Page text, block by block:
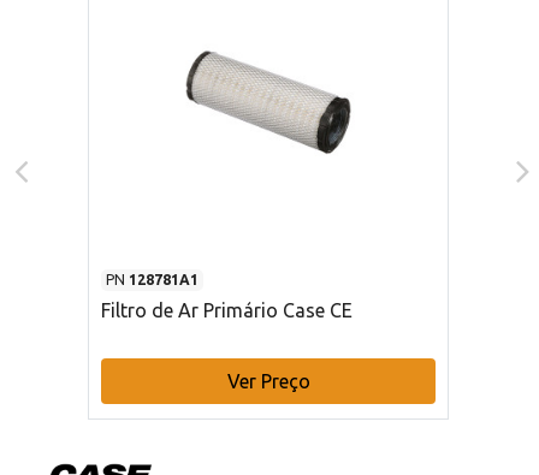
PN 128781A1
Filtro de Ar Primário Case CE
Ver Preço